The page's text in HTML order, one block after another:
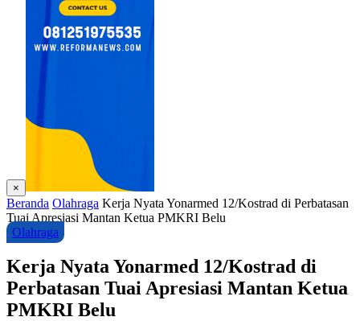
×
Beranda Olahraga Kerja Nyata Yonarmed 12/Kostrad di Perbatasan
Tuai Apresiasi Mantan Ketua PMKRI Belu
Olahraga
Kerja Nyata Yonarmed 12/Kostrad di
Perbatasan Tuai Apresiasi Mantan Ketua
PMKRI Belu